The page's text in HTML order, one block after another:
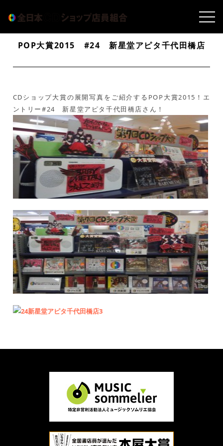
POP大賞2015 #24 新星堂アピタ千代田橋店
CDショップ大賞の展開写真をご紹介するPOP大賞2015！エ
ントリー#24 新星堂アピタ千代田橋店さん！